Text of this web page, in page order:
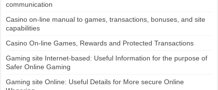
communication
Casino on-line manual to games, transactions, bonuses, and site
capabilities
Casino On-line Games, Rewards and Protected Transactions
Gaming site Internet-based: Useful Information for the purpose of
Safer Online Gaming
Gaming site Online: Useful Details for More secure Online